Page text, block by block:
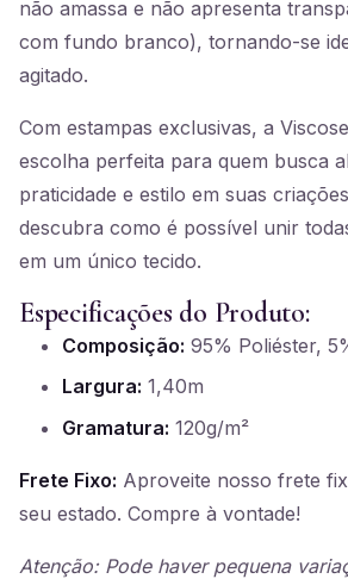
não amassa e não apresenta
com fundo branco), tornando-se
agitado.
Com estampas exclusivas, a
escolha perfeita para quem busca
praticidade e estilo em suas
descubra como é possível unir
em um único tecido.
Especificações do Produto:
Composição: 95% Poliéster,
Largura: 1,40m
Gramatura: 120g/m²
Frete Fixo: Aproveite nosso frete
seu estado. Compre à vontade!
Atenção: Pode haver pequena